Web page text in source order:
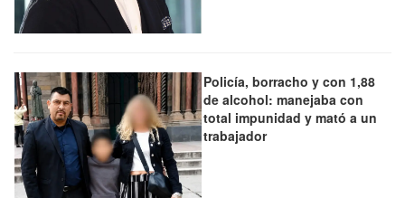
Policía, borracho y con 1,88
de alcohol: manejaba con
total impunidad y mató a un
trabajador